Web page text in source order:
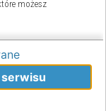
testowania
testów na
możesz
strony
Akceptuję i przechodzę do serwisu